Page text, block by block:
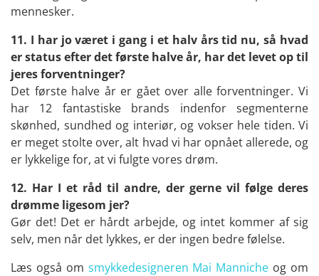
mennesker.
11. I har jo været i gang i et halv års tid nu, så hvad
er status efter det første halve år, har det levet op til
jeres forventninger?
Det første halve år er gået over alle forventninger. Vi
har 12 fantastiske brands indenfor segmenterne
skønhed, sundhed og interiør, og vokser hele tiden. Vi
er meget stolte over, alt hvad vi har opnået allerede, og
er lykkelige for, at vi fulgte vores drøm.
12. Har I et råd til andre, der gerne vil følge deres
drømme ligesom jer?
Gør det! Det er hårdt arbejde, og intet kommer af sig
selv, men når det lykkes, er der ingen bedre følelse.
Læs også om smykkedesigneren Mai Manniche og om